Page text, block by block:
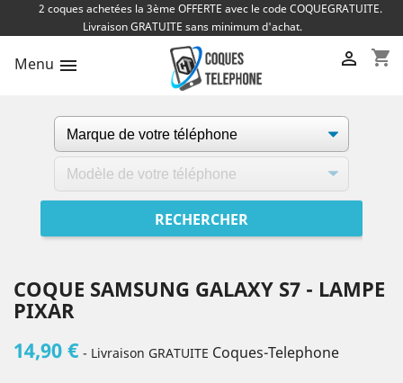
2 coques achetées la 3ème OFFERTE avec le code COQUEGRATUITE.
Livraison GRATUITE sans minimum d'achat.
Menu  shopping_cart

COQUE SAMSUNG GALAXY S7 - LAMPE
PIXAR
14,90 € - Livraison GRATUITE Coques-Telephone